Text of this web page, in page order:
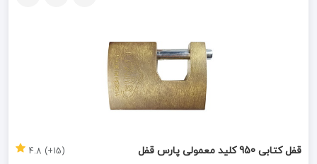
قفل کتابی 950 کلید معمولی پارس قفل (15+) 4.8